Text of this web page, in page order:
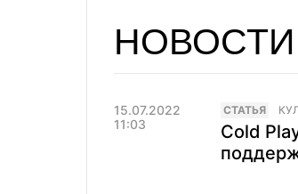
15.07.2022
11:03
CТАТЬЯ
Cold